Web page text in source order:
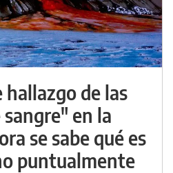
de las
en la
se sabe qué es
puntualmente